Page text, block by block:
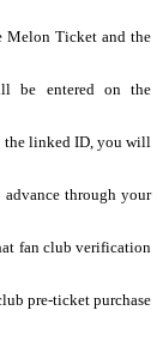
Melon Ticket and the
be entered on the
the linked ID, you will
through your
fan club verification
pre-ticket purchase